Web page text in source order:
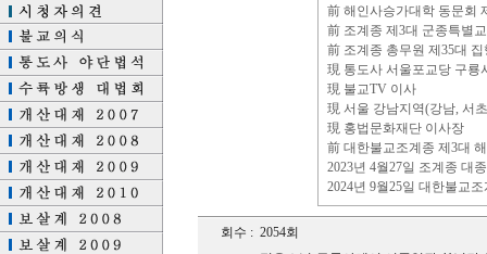
前 해인사승가대학 동문회
前 조계종 제3대 군종특별
前 조계종 총무원 제35대 집
現 통도사 서울포교당 구룡
現 불교TV 이사
現 서울 강남지역(강남, 서
現 홍법문화재단 이사장
前 대한불교조계종 제3대
2023년 4월27일 조계종 대
2024년 9월25일 대한불교
회수 : 2054회